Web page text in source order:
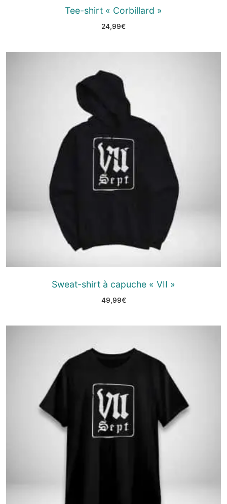
Tee-shirt « Corbillard »
24,99€
Sweat-shirt à capuche « VII »
49,99€